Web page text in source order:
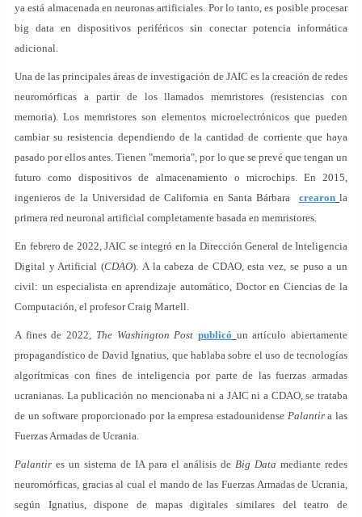
ya está almacenada en neuronas artificiales. Por lo tanto, es posible procesar
big data en dispositivos periféricos sin conectar potencia informática
adicional.
Una de las principales áreas de investigación de JAIC es la creación de redes
neuromórficas a partir de los llamados memristores (resistencias con
memoria). Los memristores son elementos microelectrónicos que pueden
cambiar su resistencia dependiendo de la cantidad de corriente que haya
pasado por ellos antes. Tienen "memoria", por lo que se prevé que tengan un
futuro como dispositivos de almacenamiento o microchips. En 2015,
ingenieros de la Universidad de California en Santa Bárbara crearon la
primera red neuronal artificial completamente basada en memristores.
En febrero de 2022, JAIC se integró en la Dirección General de Inteligencia
Digital y Artificial (CDAO). A la cabeza de CDAO, esta vez, se puso a un
civil: un especialista en aprendizaje automático, Doctor en Ciencias de la
Computación, el profesor Craig Martell.
A fines de 2022, The Washington Post publicó un artículo abiertamente
propagandístico de David Ignatius, que hablaba sobre el uso de tecnologías
algorítmicas con fines de inteligencia por parte de las fuerzas armadas
ucranianas. La publicación no mencionaba ni a JAIC ni a CDAO, se trataba
de un software proporcionado por la empresa estadounidense Palantira las
Fuerzas Armadas de Ucrania.
Palantir es un sistema de IA para el análisis de Big Data mediante redes
neuromórficas, gracias al cual el mando de las Fuerzas Armadas de Ucrania,
según Ignatius, dispone de mapas digitales similares del teatro de